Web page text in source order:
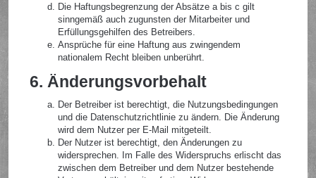
Die Haftungsbegrenzung der Absätze a bis c gilt
sinngemäß auch zugunsten der Mitarbeiter und
Erfüllungsgehilfen des Betreibers.
Ansprüche für eine Haftung aus zwingendem
nationalem Recht bleiben unberührt.
6. Änderungsvorbehalt
Der Betreiber ist berechtigt, die Nutzungsbedingungen
und die Datenschutzrichtlinie zu ändern. Die Änderung
wird dem Nutzer per E-Mail mitgeteilt.
Der Nutzer ist berechtigt, den Änderungen zu
widersprechen. Im Falle des Widerspruchs erlischt das
zwischen dem Betreiber und dem Nutzer bestehende